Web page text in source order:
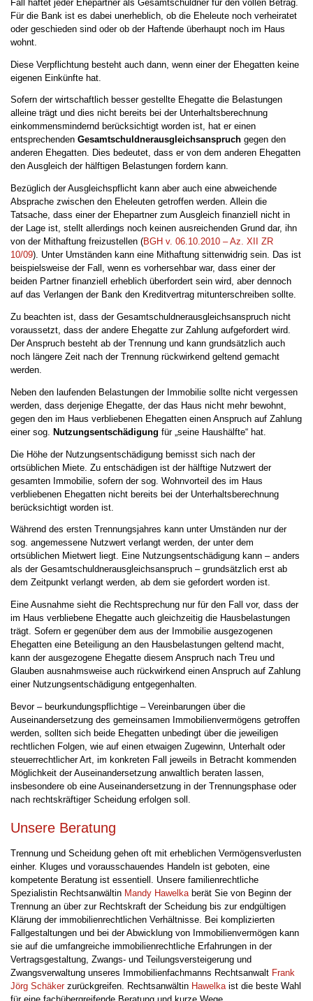
Fall haftet jeder Ehepartner als Gesamtschuldner für den vollen Betrag.
Für die Bank ist es dabei unerheblich, ob die Eheleute noch verheiratet
oder geschieden sind oder ob der Haftende überhaupt noch im Haus
wohnt.
Diese Verpflichtung besteht auch dann, wenn einer der Ehegatten keine
eigenen Einkünfte hat.
Sofern der wirtschaftlich besser gestellte Ehegatte die Belastungen
alleine trägt und dies nicht bereits bei der Unterhaltsberechnung
einkommensmindernd berücksichtigt worden ist, hat er einen
entsprechendenGesamtschuldnerausgleichsanspruch gegen den
anderen Ehegatten. Dies bedeutet, dass er von dem anderen Ehegatten
den Ausgleich der hälftigen Belastungen fordern kann.
Bezüglich der Ausgleichspflicht kann aber auch eine abweichende
Absprache zwischen den Eheleuten getroffen werden. Allein die
Tatsache, dass einer der Ehepartner zum Ausgleich finanziell nicht in
der Lage ist, stellt allerdings noch keinen ausreichenden Grund dar, ihn
von der Mithaftung freizustellen (BGH v. 06.10.2010 – Az. XII ZR
10/09). Unter Umständen kann eine Mithaftung sittenwidrig sein. Das ist
beispielsweise der Fall, wenn es vorhersehbar war, dass einer der
beiden Partner finanziell erheblich überfordert sein wird, aber dennoch
auf das Verlangen der Bank den Kreditvertrag mitunterschreiben sollte.
Zu beachten ist, dass der Gesamtschuldnerausgleichsanspruch nicht
voraussetzt, dass der andere Ehegatte zur Zahlung aufgefordert wird.
Der Anspruch besteht ab der Trennung und kann grundsätzlich auch
noch längere Zeit nach der Trennung rückwirkend geltend gemacht
werden.
Neben den laufenden Belastungen der Immobilie sollte nicht vergessen
werden, dass derjenige Ehegatte, der das Haus nicht mehr bewohnt,
gegen den im Haus verbliebenen Ehegatten einen Anspruch auf Zahlung
einer sog.
Nutzungsentschädigungfür „seine Haushälfte“ hat.
Die Höhe der Nutzungsentschädigung bemisst sich nach der
ortsüblichen Miete. Zu entschädigen ist der hälftige Nutzwert der
gesamten Immobilie, sofern der sog. Wohnvorteil des im Haus
verbliebenen Ehegatten nicht bereits bei der Unterhaltsberechnung
berücksichtigt worden ist.
Während des ersten Trennungsjahres kann unter Umständen nur der
sog. angemessene Nutzwert verlangt werden, der unter dem
ortsüblichen Mietwert liegt. Eine Nutzungsentschädigung kann – anders
als der Gesamtschuldnerausgleichsanspruch – grundsätzlich erst ab
dem Zeitpunkt verlangt werden, ab dem sie gefordert worden ist.
Eine Ausnahme sieht die Rechtsprechung nur für den Fall vor, dass der
im Haus verbliebene Ehegatte auch gleichzeitig die Hausbelastungen
trägt. Sofern er gegenüber dem aus der Immobilie ausgezogenen
Ehegatten eine Beteiligung an den Hausbelastungen geltend macht,
kann der ausgezogene Ehegatte diesem Anspruch nach Treu und
Glauben ausnahmsweise auch rückwirkend einen Anspruch auf Zahlung
einer Nutzungsentschädigung entgegenhalten.
Bevor – beurkundungspflichtige – Vereinbarungen über die
Auseinandersetzung des gemeinsamen Immobilienvermögens getroffen
werden, sollten sich beide Ehegatten unbedingt über die jeweiligen
rechtlichen Folgen, wie auf einen etwaigen Zugewinn, Unterhalt oder
steuerrechtlicher Art, im konkreten Fall jeweils in Betracht kommenden
Möglichkeit der Auseinandersetzung anwaltlich beraten lassen,
insbesondere ob eine Auseinandersetzung in der Trennungsphase oder
nach rechtskräftiger Scheidung erfolgen soll.
Unsere Beratung
Trennung und Scheidung gehen oft mit erheblichen Vermögensverlusten
einher. Kluges und vorausschauendes Handeln ist geboten, eine
kompetente Beratung ist essentiell. Unsere familienrechtliche
Spezialistin Rechtsanwältin Mandy Hawelka berät Sie von Beginn der
Trennung an über zur Rechtskraft der Scheidung bis zur endgültigen
Klärung der immobilienrechtlichen Verhältnisse. Bei komplizierten
Fallgestaltungen und bei der Abwicklung von Immobilienvermögen kann
sie auf die umfangreiche immobilienrechtliche Erfahrungen in der
Vertragsgestaltung, Zwangs- und Teilungsversteigerung und
Zwangsverwaltung unseres Immobilienfachmanns Rechtsanwalt Frank
Jörg Schäkerzurückgreifen. Rechtsanwältin Hawelka ist die beste Wahl